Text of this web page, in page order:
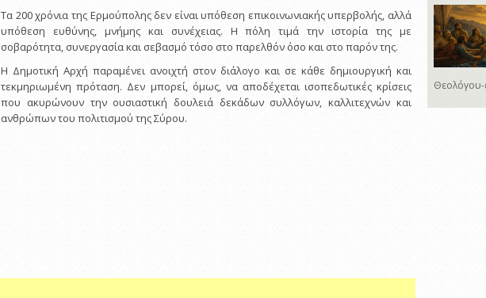
Τα 200 χρόνια της Ερμούπολης δεν είναι υπόθεση επικοινωνιακής υπερβολής, αλλά
υπόθεση ευθύνης, μνήμης και συνέχειας. Η πόλη τιμά την ιστορία της με
σοβαρότητα, συνεργασία και σεβασμό τόσο στο παρελθόν όσο και στο παρόν της.
Η Δημοτική Αρχή παραμένει ανοιχτή στον διάλογο και σε κάθε δημιουργική και
τεκμηριωμένη πρόταση. Δεν μπορεί, όμως, να αποδέχεται ισοπεδωτικές κρίσεις
που ακυρώνουν την ουσιαστική δουλειά δεκάδων συλλόγων, καλλιτεχνών και
ανθρώπων του πολιτισμού της Σύρου.
Θεολόγου-